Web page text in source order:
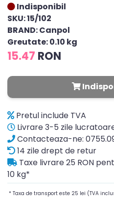
Indisponibil
SKU: 15/102
BRAND: Canpol
Greutate: 0.10 kg
15.47 RON
Pretul include TVA
Livrare 3-5 zile
Contacteaza-ne:
14 zile drept de retur
Taxe livrare 25 RON
10 kg*
* Taxa de transport este 25 lei (TVA